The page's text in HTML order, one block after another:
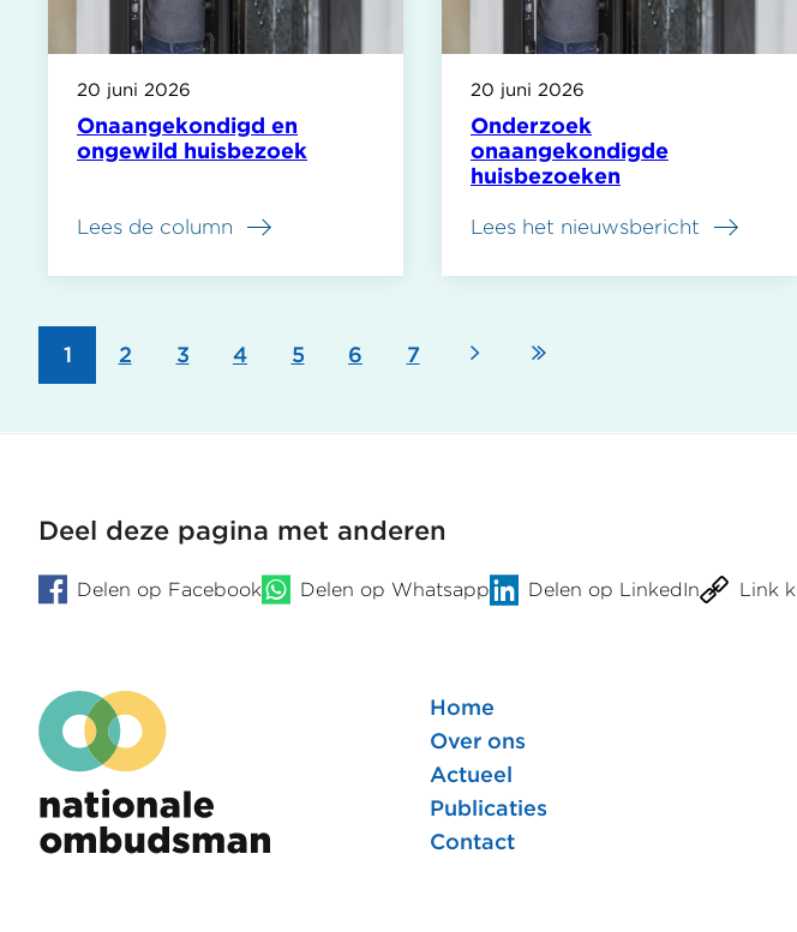
Onaangekondigd en
ongewild huisbezoek
20 juni 2026
Lees de column
Onderzoek
onaangekondigde
huisbezoeken
20 juni 2026
Lees het nieuwsbericht
Paginering
Pagina
1 Pagina
2 Pagina
3 Pagina
4 Pagina
5 Pagina
6 Pagina
7 Volgende
Deel deze pagina met anderen
Delen op Facebook Delen op Whatsapp Delen op LinkedIn Link
Footer
hoofdmenu
Home
Over ons
Actueel
Publicaties
Contact